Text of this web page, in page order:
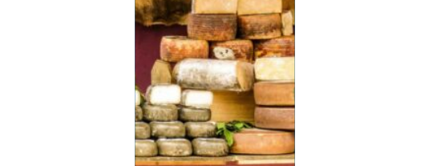
där varje måltid...